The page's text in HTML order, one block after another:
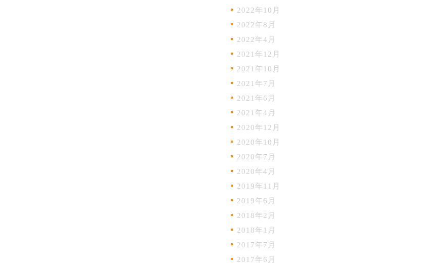
2022年10月
2022年8月
2022年4月
2021年12月
2021年10月
2021年7月
2021年6月
2021年4月
2020年12月
2020年10月
2020年7月
2020年4月
2019年11月
2019年6月
2018年2月
2018年1月
2017年7月
2017年6月